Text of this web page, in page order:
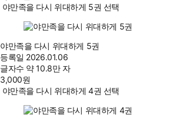
야만족을 다시 위대하게 5권 선택
야만족을 다시 위대하게 5권
등록일 2026.01.06
글자수 약 10.8만 자
3,000원
야만족을 다시 위대하게 4권 선택